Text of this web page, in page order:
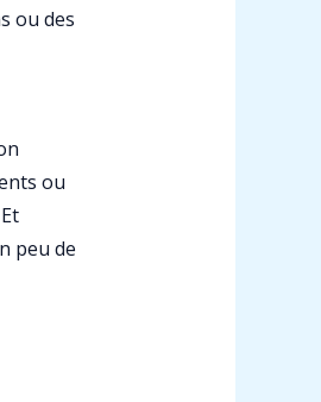
ou des
ou
peu de